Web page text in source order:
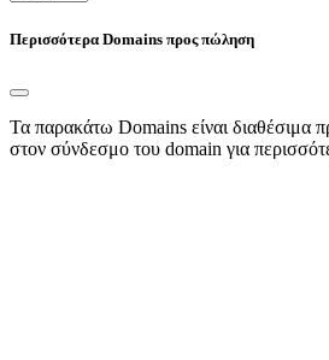
Περισσότερα Domains προς πώληση
Τα παρακάτω Domains είναι διαθέσιμα
στον σύνδεσμο του domain για